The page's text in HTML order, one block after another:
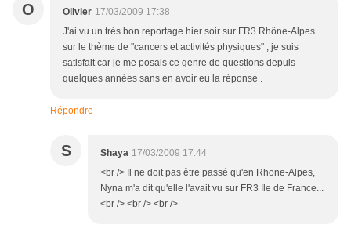
O Olivier 17/03/2009 17:38
J'ai vu un trés bon reportage hier soir sur FR3 Rhône-Alpes
sur le thème de "cancers et activités physiques" ; je suis
satisfait car je me posais ce genre de questions depuis
quelques années sans en avoir eu la réponse .
Répondre
S Shaya 17/03/2009 17:44
<br /> Il ne doit pas être passé qu'en Rhone-Alpes,
Nyna m'a dit qu'elle l'avait vu sur FR3 Ile de France...
<br /> <br /> <br />